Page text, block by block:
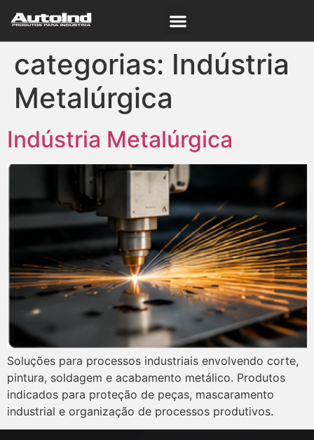
categorias: Indústria
Metalúrgica
Indústria Metalúrgica
Soluções para processos industriais envolvendo corte,
pintura, soldagem e acabamento metálico. Produtos
indicados para proteção de peças, mascaramento
industrial e organização de processos produtivos.